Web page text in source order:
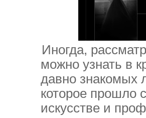
Иногда,
можно узнать в
давно знакомых
которое прошло
искусстве и